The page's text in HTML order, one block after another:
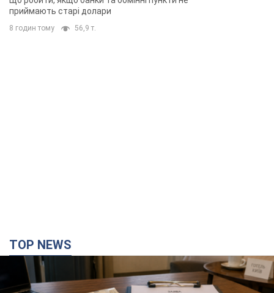
приймають старі долари
8 годин тому 56,9 т.
TOP NEWS